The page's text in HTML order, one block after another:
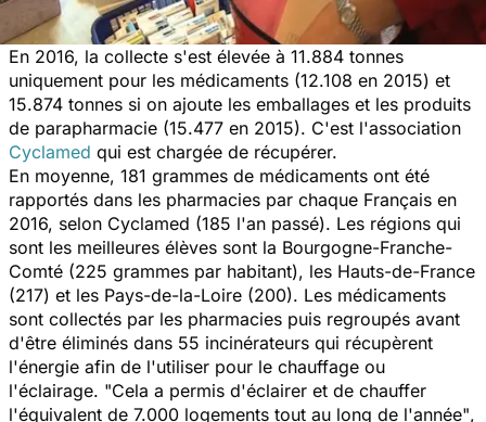
En 2016, la collecte s'est élevée à 11.884 tonnes
uniquement pour les médicaments (12.108 en 2015) et
15.874 tonnes si on ajoute les emballages et les produits
de parapharmacie (15.477 en 2015). C'est l'association
Cyclamed qui est chargée de récupérer.
En moyenne, 181 grammes de médicaments ont été
rapportés dans les pharmacies par chaque Français en
2016, selon Cyclamed (185 l'an passé). Les régions qui
sont les meilleures élèves sont la Bourgogne-Franche-
Comté (225 grammes par habitant), les Hauts-de-France
(217) et les Pays-de-la-Loire (200). Les médicaments
sont collectés par les pharmacies puis regroupés avant
d'être éliminés dans 55 incinérateurs qui récupèrent
l'énergie afin de l'utiliser pour le chauffage ou
l'éclairage. "Cela a permis d'éclairer et de chauffer
l'équivalent de 7.000 logements tout au long de l'année",